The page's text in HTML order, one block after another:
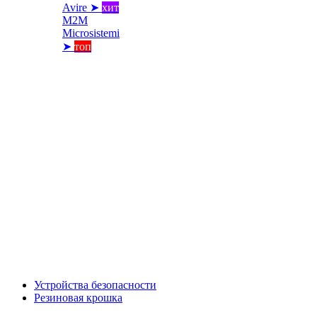
Avire ➤ хит
M2M
Microsistemi
➤ топ
Устройства безопасности
Резиновая крошка